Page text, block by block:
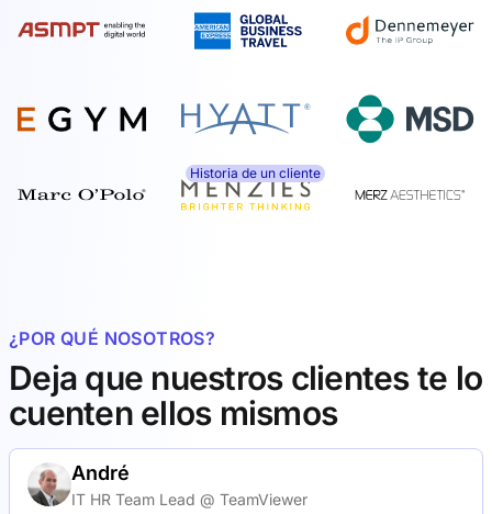
Historia de un cliente
¿POR QUÉ NOSOTROS?
Deja que nuestros clientes te lo
cuenten ellos mismos
André
IT HR Team Lead @ TeamViewer